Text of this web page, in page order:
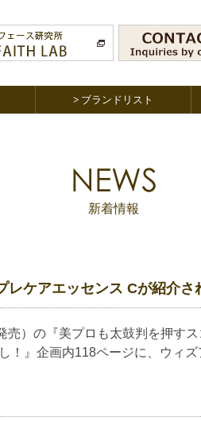
ブランドリスト
新着情報
レケアエッセンス Cが紹介さ
）の『美プロも太鼓判を押す
！』企画内118ページに、ウィズ